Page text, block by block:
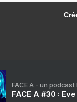
FACE A - un
FACE A #30 :